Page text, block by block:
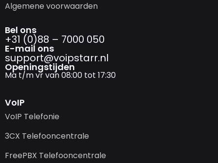
Algemene voorwaarden
Bel ons
+31 (0)88 – 7000 050
E-mail ons
support@­voipstarr.nl
Openingstijden
Ma t/m vr van 08:00 tot 17:30
VoIP
VoIP Telefonie
3CX Telefooncentrale
FreePBX Telefooncentrale